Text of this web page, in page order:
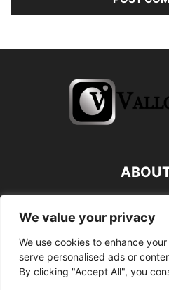
We value your privacy
We use cookies to enhance
serve personalised ads or
By clicking "Accept All", you